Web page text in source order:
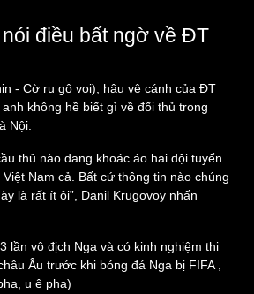
Tin 24h
Giáo dục
Dấu ấn VOV
Việc làm
điều bất ngờ về ĐT
- Cờ ru gô voi), hậu vệ cánh của ĐT
không hề biết gì về đối thủ trong
Nội.
thủ nào đang khoác áo hai đội tuyển
Nam cả. Bất cứ thông tin nào chúng
là rất ít ỏi”, Danil Krugovoy nhấn
lần vô địch Nga và có kinh nghiệm thi
Âu trước khi bóng đá Nga bị FIFA ,
u ê pha)